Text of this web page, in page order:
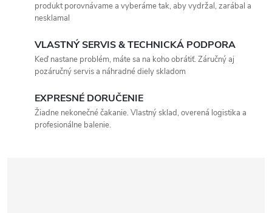
produkt porovnávame a vyberáme tak, aby vydržal, zarábal a
nesklamal
VLASTNÝ SERVIS & TECHNICKÁ PODPORA
Keď nastane problém, máte sa na koho obrátiť. Záručný aj
pozáručný servis a náhradné diely skladom
EXPRESNÉ DORUČENIE
Žiadne nekonečné čakanie. Vlastný sklad, overená logistika a
profesionálne balenie.